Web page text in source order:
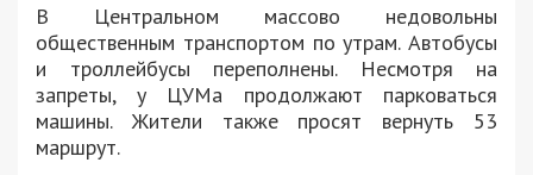
В Центральном массово недовольны
общественным транспортом по утрам. Автобусы
и троллейбусы переполнены. Несмотря на
запреты, у ЦУМа продолжают парковаться
машины. Жители также просят вернуть 53
маршрут.